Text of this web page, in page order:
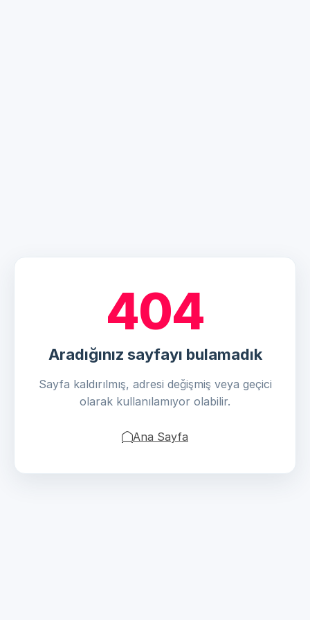
404
Aradığınız sayfayı bulamadık
Sayfa kaldırılmış, adresi değişmiş veya geçici
olarak kullanılamıyor olabilir.
Ana Sayfa